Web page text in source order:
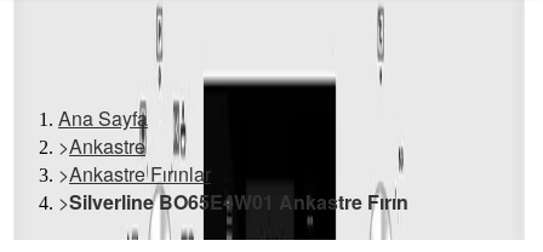
Ana Sayfa
>Ankastre
>Ankastre Fırınlar
>Silverline BO65E4W01 Ankastre Fırın